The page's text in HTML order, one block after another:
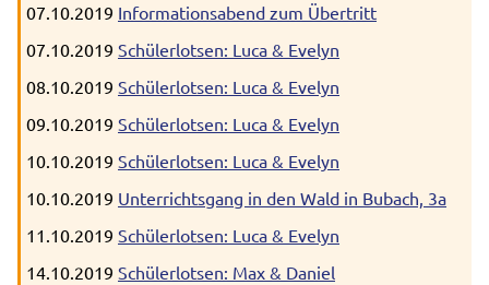
07.10.2019 Informationsabend zum Übertritt
07.10.2019 Schülerlotsen: Luca & Evelyn
08.10.2019 Schülerlotsen: Luca & Evelyn
09.10.2019 Schülerlotsen: Luca & Evelyn
10.10.2019 Schülerlotsen: Luca & Evelyn
10.10.2019 Unterrichtsgang in den Wald in Bubach, 3a
11.10.2019 Schülerlotsen: Luca & Evelyn
14.10.2019 Schülerlotsen: Max & Daniel